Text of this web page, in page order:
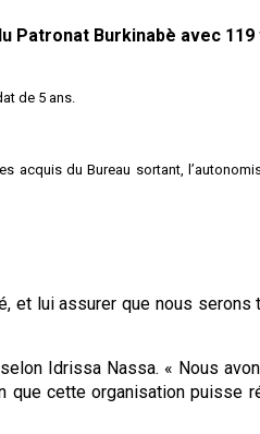
Patronat Burkinabè avec
de 5 ans.
acquis du Bureau sortant,
et lui assurer que nous
Idrissa Nassa. « Nous
cette organisation puisse